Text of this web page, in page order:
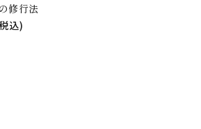
修行法
込)